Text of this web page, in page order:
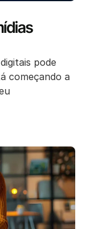
pode
começando a